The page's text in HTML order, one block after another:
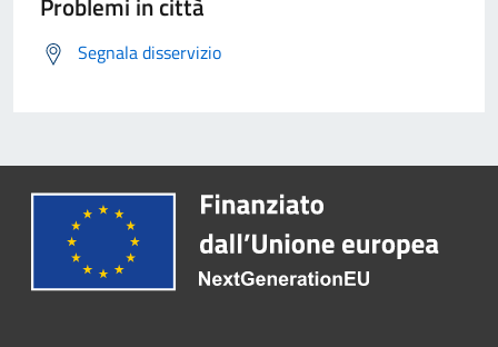
Segnala disservizio